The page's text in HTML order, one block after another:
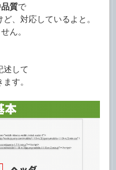
質で
、対応しているよと。
ん。
述して
す。